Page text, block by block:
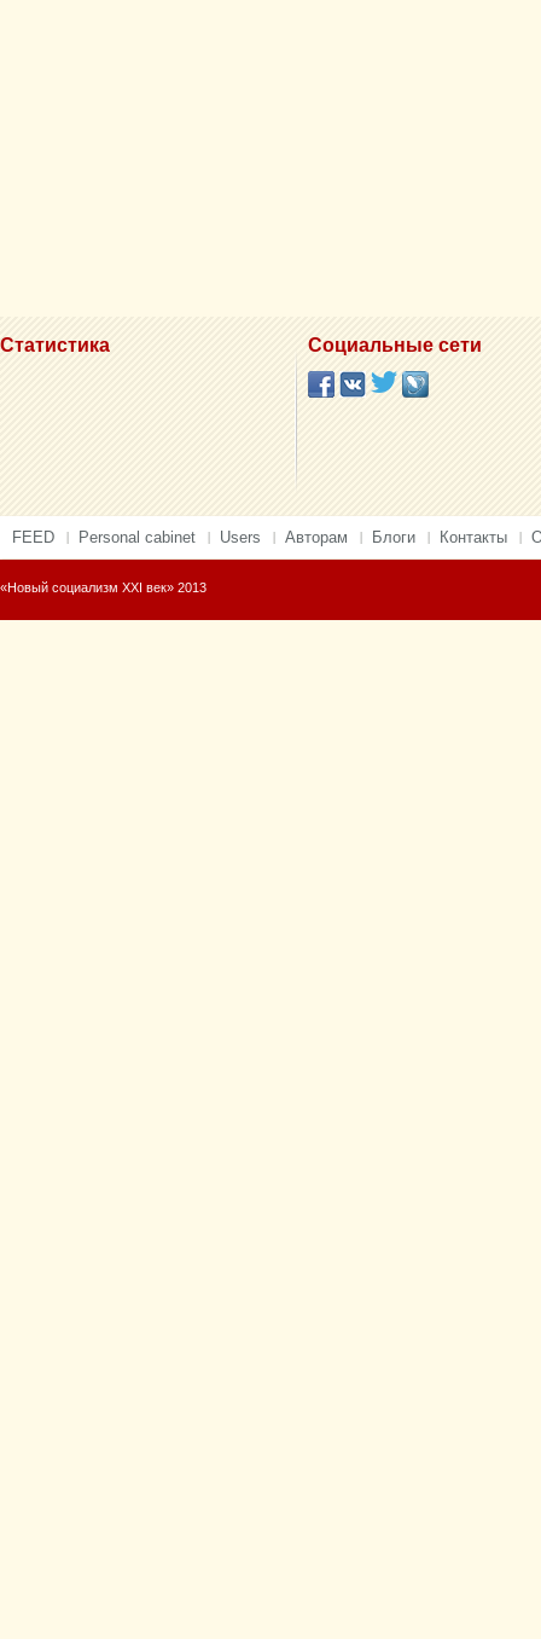
Статистика Социальные сети
FEED Personal cabinet Users Авторам Блоги Контакты
«Новый социализм XXI век» 2013